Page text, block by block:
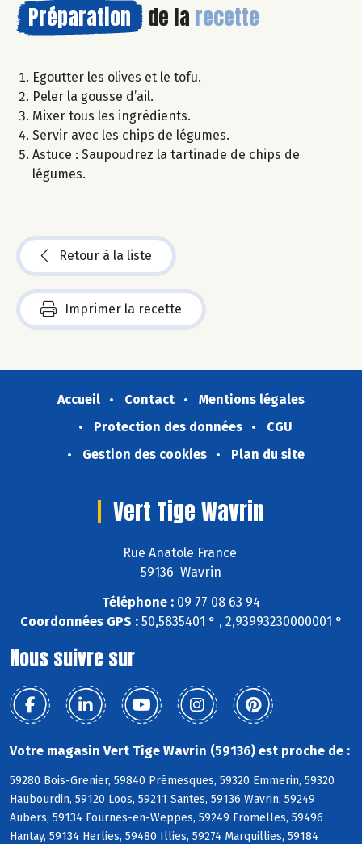
Préparation de la recette
Egoutter les olives et le tofu.
Peler la gousse d’ail.
Mixer tous les ingrédients.
Servir avec les chips de légumes.
Astuce : Saupoudrez la tartinade de chips de
légumes.
Retour à la liste
Imprimer la recette
Accueil Contact
Mentions légales
Protection des données
CGU
Gestion des cookies
Plan du site
Vert Tige Wavrin
Rue Anatole France
59136 Wavrin
Téléphone : 09 77 08 63 94
Coordonnées GPS :50,5835401 ° , 2,93993230000001 °
Nous suivre sur
Votre magasin Vert Tige Wavrin (59136) est proche de :
59280 Bois-Grenier, 59840 Prémesques, 59320 Emmerin, 59320
Haubourdin, 59120 Loos, 59211 Santes, 59136 Wavrin, 59249
Aubers, 59134 Fournes-en-Weppes, 59249 Fromelles, 59496
Hantay, 59134 Herlies, 59480 Illies, 59274 Marquillies, 59184